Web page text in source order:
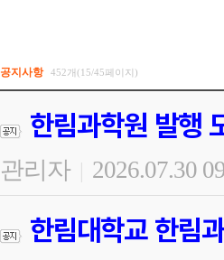
공지사항 452개(15/45페이지)
한림과학원 발행
관리자 | 2026.07.30
한림대학교 한림